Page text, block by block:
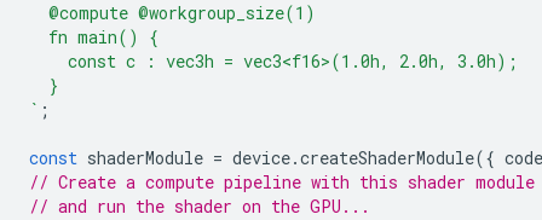
  @compute @workgroup_size(1)
  fn main() {
    const c : vec3h = vec3<f16>(1.0h, 2.0h, 3.0h);
  }
` ;
const shaderModule = device.createShaderModule({ code
// Create a compute pipeline with this shader module
// and run the shader on the GPU...